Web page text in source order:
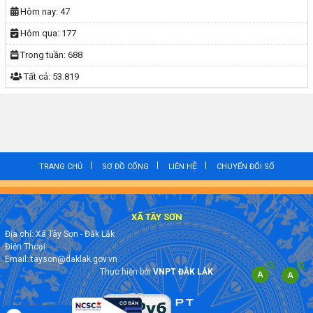
LIÊN KẾT WEBSITE
THỐNG KÊ TRUY CẬP
Hôm nay: 47
UBND XÃ TÂY SƠN TỔ CHỨC HỘI NGHỊ TẬP HUẤN, BỒI DƯỠNG
KIẾN THỨC, KỸ NĂNG VỀ CHUYỂN ĐỔI SỐ CHO CÁN BỘ, CÔNG
CHỨC, VIÊN CHỨC
(15/05/2026, 00:00)
Lịch tiếp công dân năm 2026 của Chủ tịch UBND xã Tây Sơn
Lắk
(29/04/2026, 00:00)
Thông báo về việc niêm yết công khai và lấy ý kiến dự thảo Phương
án bồi thường, hỗ trợ, tái định cư để thực hiện Dự án: Hạ tầng kỹ
thuật khu dân cư thôn Ma Lưng
(10/04/2026, 00:00)
BAN ĐẠI DIỆN HĐQT NHCSXH XÃ TÂY SƠN TỔ CHỨC HỌP ĐỊNH
KỲ QUÝ II/2026